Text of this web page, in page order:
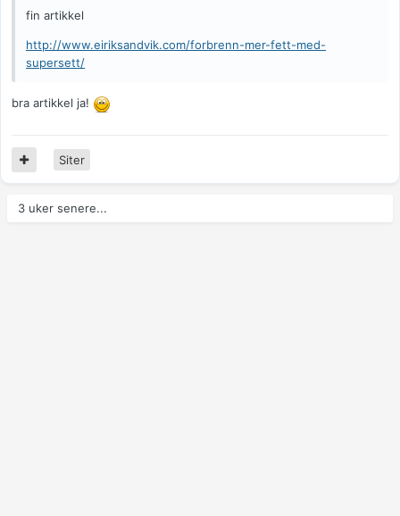
fin artikkel
http://www.eiriksandvik.com/forbrenn-mer-fett-med-
supersett/
bra artikkel ja!
Siter
3 uker senere...